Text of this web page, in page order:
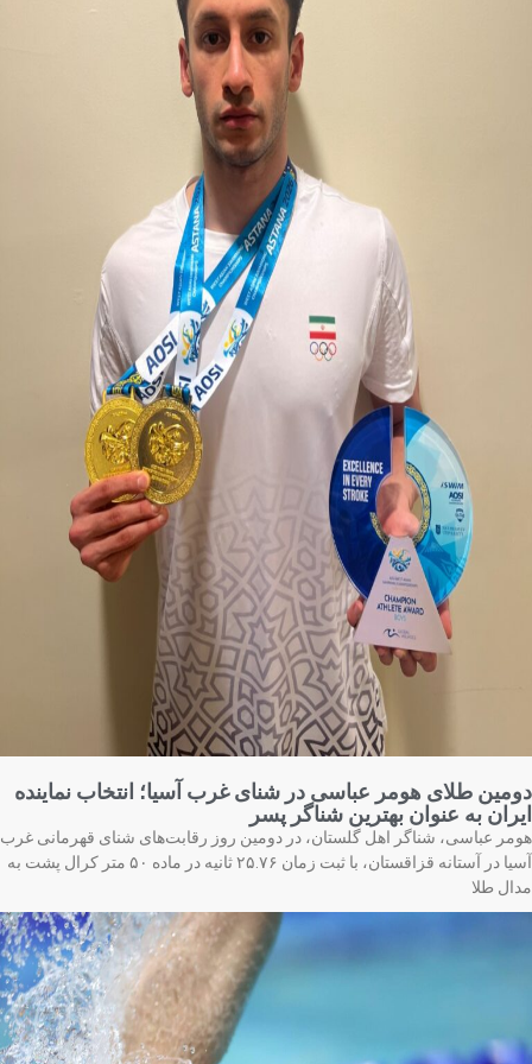
طلای هومر عباسی در شنای غرب آسیا؛ انتخاب نماینده
به عنوان بهترین شناگر پسر
عباسی، شناگر اهل گلستان، در دومین روز رقابت‌های شنای قهرمانی غرب
آسیا در آستانه قزاقستان، با ثبت زمان ۲۵.۷۶ ثانیه در ماده ۵۰ متر کرال پشت به
طلا